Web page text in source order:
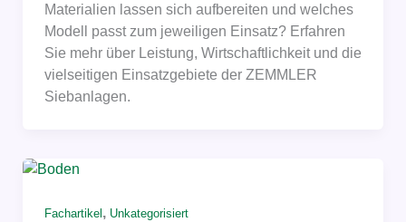
Materialien lassen sich aufbereiten und welches
Modell passt zum jeweiligen Einsatz? Erfahren
Sie mehr über Leistung, Wirtschaftlichkeit und die
vielseitigen Einsatzgebiete der ZEMMLER
Siebanlagen.
Fachartikel , Unkategorisiert